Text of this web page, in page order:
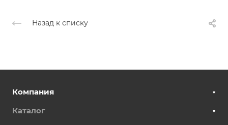
Назад к списку
Компания
Каталог